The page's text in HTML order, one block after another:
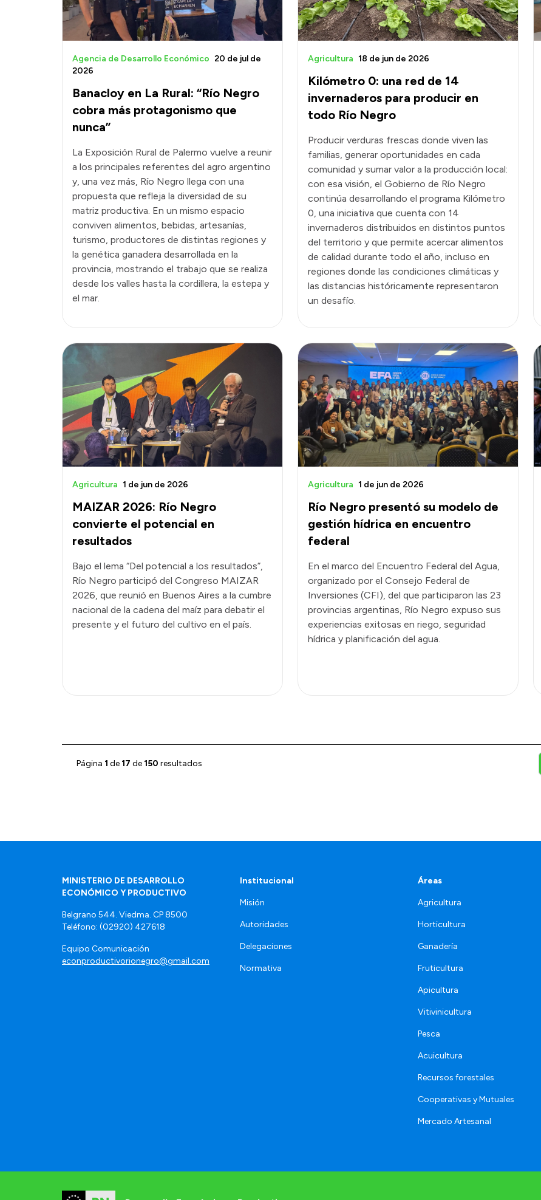
Banacloy en La Rural: “Río Negro
cobra más protagonismo que
nunca”
Agencia de Desarrollo Económico 20 de jul de
2026
La Exposición Rural de Palermo vuelve a reunir
a los principales referentes del agro argentino
y, una vez más, Río Negro llega con una
propuesta que refleja la diversidad de su
matriz productiva. En un mismo espacio
conviven alimentos, bebidas, artesanías,
turismo, productores de distintas regiones y
la genética ganadera desarrollada en la
provincia, mostrando el trabajo que se realiza
desde los valles hasta la cordillera, la estepa y
el mar.
Kilómetro 0: una red de 14
invernaderos para producir en
todo Río Negro
Agricultura 18 de jun de 2026
Producir verduras frescas donde viven las
familias, generar oportunidades en cada
comunidad y sumar valor a la producción local:
con esa visión, el Gobierno de Río Negro
continúa desarrollando el programa Kilómetro
0, una iniciativa que cuenta con 14
invernaderos distribuidos en distintos puntos
del territorio y que permite acercar alimentos
de calidad durante todo el año, incluso en
regiones donde las condiciones climáticas y
las distancias históricamente representaron
un desafío.
MAIZAR 2026: Río Negro
convierte el potencial en
resultados
Agricultura 1 de jun de 2026
Bajo el lema “Del potencial a los resultados”,
Río Negro participó del Congreso MAIZAR
2026, que reunió en Buenos Aires a la cumbre
nacional de la cadena del maíz para debatir el
presente y el futuro del cultivo en el país.
Río Negro presentó su modelo de
gestión hídrica en encuentro
federal
Agricultura 1 de jun de 2026
En el marco del Encuentro Federal del Agua,
organizado por el Consejo Federal de
Inversiones (CFI), del que participaron las 23
provincias argentinas, Río Negro expuso sus
experiencias exitosas en riego, seguridad
hídrica y planificación del agua.
Página 1 de 17 de 150 resultados
MINISTERIO DE DESARROLLO
ECONÓMICO Y PRODUCTIVO
Belgrano 544. Viedma. CP 8500
Teléfono: (02920) 427618
Equipo Comunicación
econproductivorionegro@gmail.com
Institucional
Misión
Autoridades
Delegaciones
Normativa
Áreas
Agricultura
Horticultura
Ganadería
Fruticultura
Apicultura
Vitivinicultura
Pesca
Acuicultura
Recursos forestales
Cooperativas y Mutuales
Mercado Artesanal